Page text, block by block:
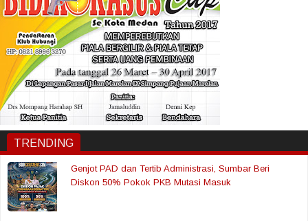
TRENDING
Genjot PAD dan Tertib Administrasi, Sumbar Beri
Diskon 50% Pokok PKB Mutasi Masuk